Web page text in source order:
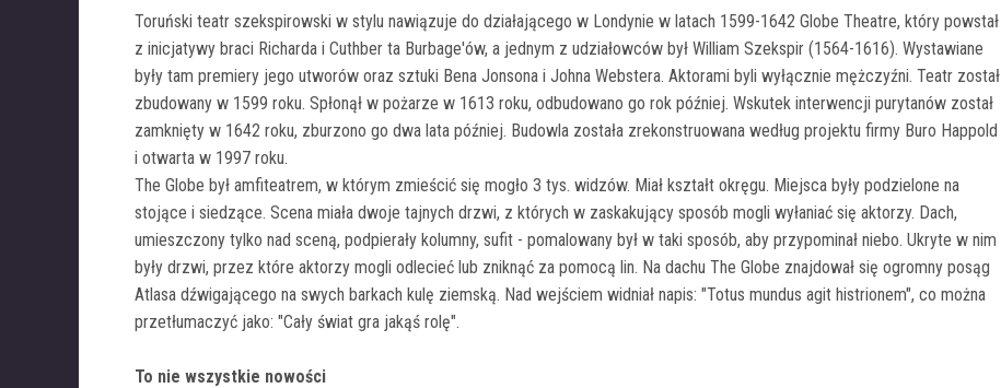
Toruński teatr szekspirowski w stylu nawiązuje do działającego w Londynie w latach 1599-1642 Globe Theatre, który powstał
z inicjatywy braci Richarda i Cuthber ta Burbage'ów, a jednym z udziałowców był William Szekspir (1564-1616). Wystawiane
były tam premiery jego utworów oraz sztuki Bena Jonsona i Johna Webstera. Aktorami byli wyłącznie mężczyźni. Teatr został
zbudowany w 1599 roku. Spłonął w pożarze w 1613 roku, odbudowano go rok później. Wskutek interwencji purytanów został
zamknięty w 1642 roku, zburzono go dwa lata później. Budowla została zrekonstruowana według projektu firmy Buro Happold
i otwarta w 1997 roku.
The Globe był amfiteatrem, w którym zmieścić się mogło 3 tys. widzów. Miał kształt okręgu. Miejsca były podzielone na
stojące i siedzące. Scena miała dwoje tajnych drzwi, z których w zaskakujący sposób mogli wyłaniać się aktorzy. Dach,
umieszczony tylko nad sceną, podpierały kolumny, sufit - pomalowany był w taki sposób, aby przypominał niebo. Ukryte w nim
były drzwi, przez które aktorzy mogli odlecieć lub zniknąć za pomocą lin. Na dachu The Globe znajdował się ogromny posąg
Atlasa dźwigającego na swych barkach kulę ziemską. Nad wejściem widniał napis: "Totus mundus agit histrionem", co można
przetłumaczyć jako: "Cały świat gra jakąś rolę".
To nie wszystkie nowości